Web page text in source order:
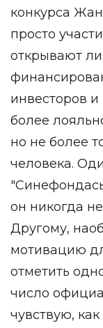
конкурса
просто
открывают
инвесторов и
более
но не более
человека.
он никогда
Другому,
мотивацию
отметить
число
чувствую,